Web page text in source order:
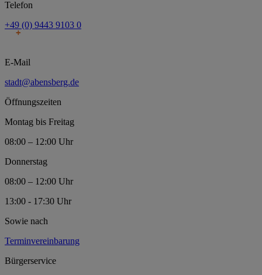
Telefon
+49 (0) 9443 9103 0
E-Mail
stadt@abensberg.de
Öffnungszeiten
Montag bis Freitag
08:00 – 12:00 Uhr
Donnerstag
08:00 – 12:00 Uhr
13:00 - 17:30 Uhr
Sowie nach
Terminvereinbarung
Bürgerservice